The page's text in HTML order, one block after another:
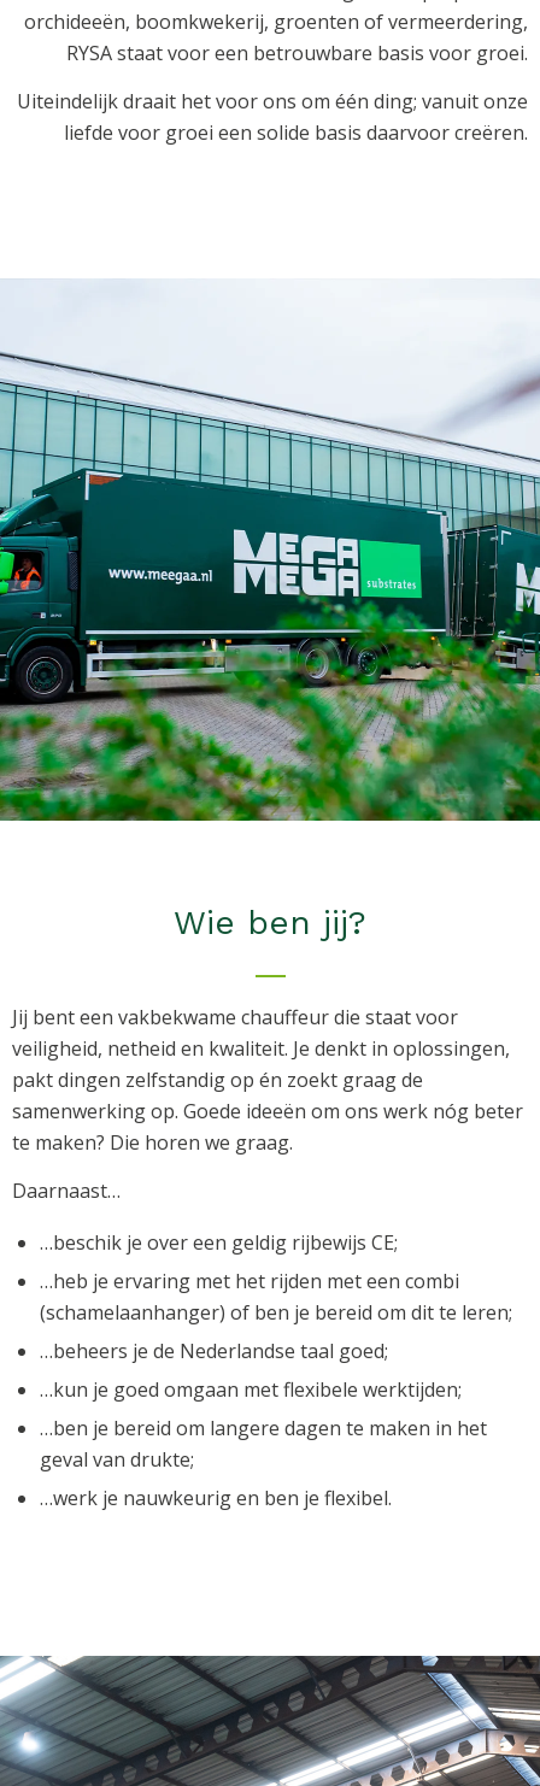
orchideeën, boomkwekerij, groenten of vermeerdering,
RYSA staat voor een betrouwbare basis voor groei.
Uiteindelijk draait het voor ons om één ding; vanuit onze
liefde voor groei een solide basis daarvoor creëren.
Wie ben jij?
Jij bent een vakbekwame chauffeur die staat voor
veiligheid, netheid en kwaliteit. Je denkt in oplossingen,
pakt dingen zelfstandig op én zoekt graag de
samenwerking op. Goede ideeën om ons werk nóg beter
te maken? Die horen we graag.
Daarnaast…
…beschik je over een geldig rijbewijs CE;
…heb je ervaring met het rijden met een combi
(schamelaanhanger) of ben je bereid om dit te leren;
…beheers je de Nederlandse taal goed;
…kun je goed omgaan met flexibele werktijden;
…ben je bereid om langere dagen te maken in het
geval van drukte;
…werk je nauwkeurig en ben je flexibel.